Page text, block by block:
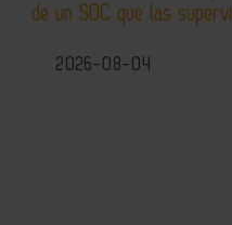
de un SOC que las
2026-08-04